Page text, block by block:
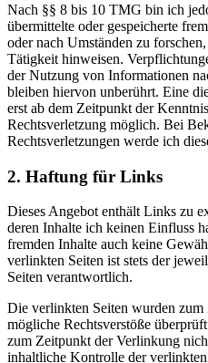
Nach §§ 8 bis 10 TMG bin ich
übermittelte oder gespeicherte
oder nach Umständen zu
Tätigkeit hinweisen.
der Nutzung von Informationen
bleiben hiervon unberührt. Eine
erst ab dem Zeitpunkt der
Rechtsverletzung möglich. Bei
Rechtsverletzungen werde ich
2. Haftung für Links
Dieses Angebot enthält Links zu
deren Inhalte ich keinen Einfluss
fremden Inhalte auch keine
verlinkten Seiten ist stets der
Seiten verantwortlich.
Die verlinkten Seiten wurden
mögliche Rechtsverstöße
zum Zeitpunkt der Verlinkung
inhaltliche Kontrolle der